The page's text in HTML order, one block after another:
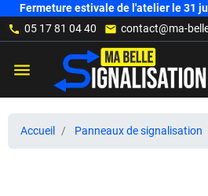
Fermeture estivale de l'atelier le 31
call 05 17 81 04 40 mail contact@ma-
menu
Accueil Panneaux de signalisation